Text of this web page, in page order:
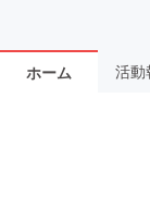
ホーム 活動